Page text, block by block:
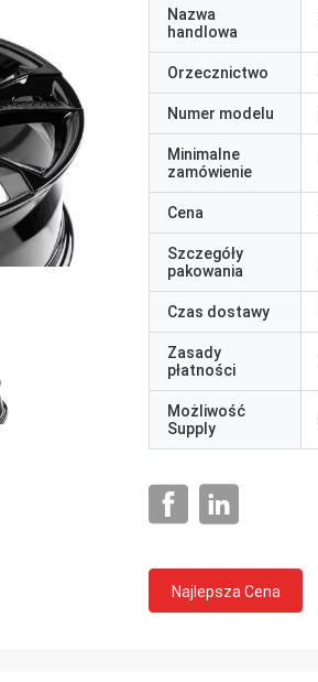
Nazwa
handlowa
Orzecznictwo
Numer modelu
Minimalne
zamówienie
Cena
Szczegóły
pakowania
Czas dostawy
Zasady
płatności
Możliwość
Supply
Najlepsza Cena